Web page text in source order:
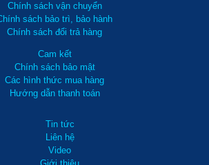
Chính sách vận chuyển
sách bảo trì, bảo hành
Chính sách đổi trả hàng
Cam kết
Chính sách bảo mật
Các hình thức mua hàng
Hướng dẫn thanh toán
Tin tức
Liên hệ
Video